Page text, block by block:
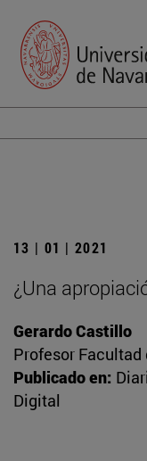
13 | 01 | 2021
¿Una
Gerardo Castillo
Profesor
Publicado en:
Digital